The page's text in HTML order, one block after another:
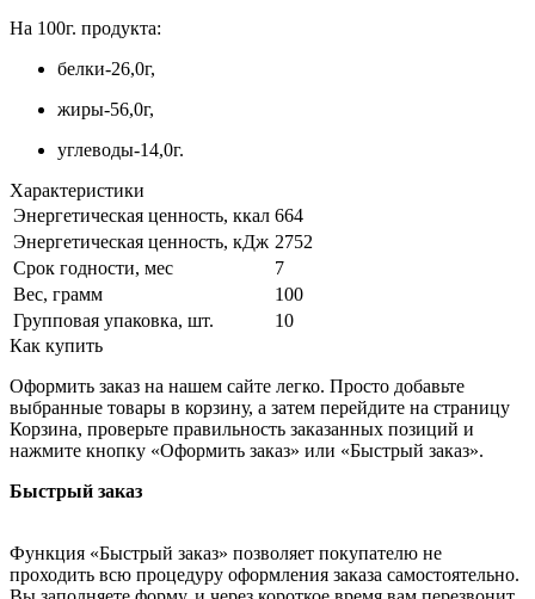
На 100г. продукта:
белки-26,0г,
жиры-56,0г,
углеводы-14,0г.
Характеристики
Энергетическая ценность, ккал 664
Энергетическая ценность, кДж 2752
Срок годности, мес
7
Вес, грамм
100
Групповая упаковка, шт.
10
Как купить
Оформить заказ на нашем сайте легко. Просто добавьте
выбранные товары в корзину, а затем перейдите на страницу
Корзина, проверьте правильность заказанных позиций и
нажмите кнопку «Оформить заказ» или «Быстрый заказ».
Быстрый заказ
Функция «Быстрый заказ» позволяет покупателю не
проходить всю процедуру оформления заказа самостоятельно.